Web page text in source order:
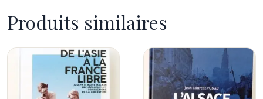
Produits similaires